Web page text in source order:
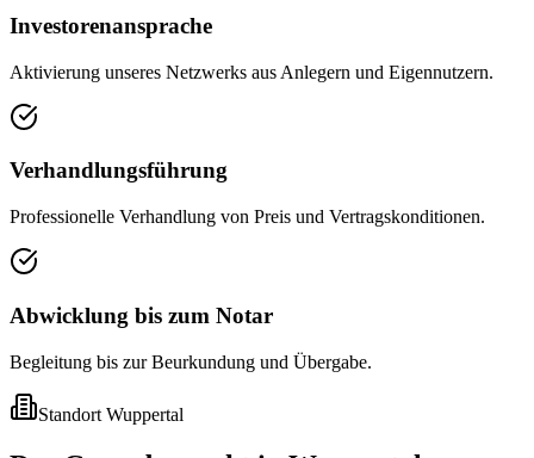
Investorenansprache
Aktivierung unseres Netzwerks aus Anlegern und Eigennutzern.
Verhandlungsführung
Professionelle Verhandlung von Preis und Vertragskonditionen.
Abwicklung bis zum Notar
Begleitung bis zur Beurkundung und Übergabe.
Standort Wuppertal